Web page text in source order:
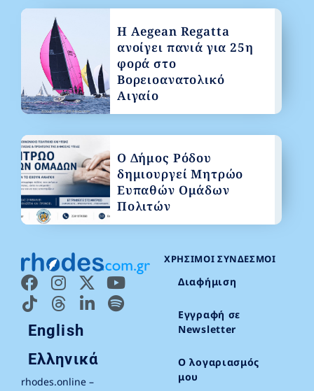
English
Ελληνικά
rhodes.online –
ΧΡΉΣΙΜΟΙ ΣΎΝΔΕΣΜΟΙ
Διαφήμιση
Εγγραφή σε
Newsletter
Ο λογαριασμός
μου
Η Aegean Regatta
ανοίγει πανιά για 25η
φορά στο
Βορειοανατολικό
Αιγαίο
Ο Δήμος Ρόδου
δημιουργεί Μητρώο
Ευπαθών Ομάδων
Πολιτών